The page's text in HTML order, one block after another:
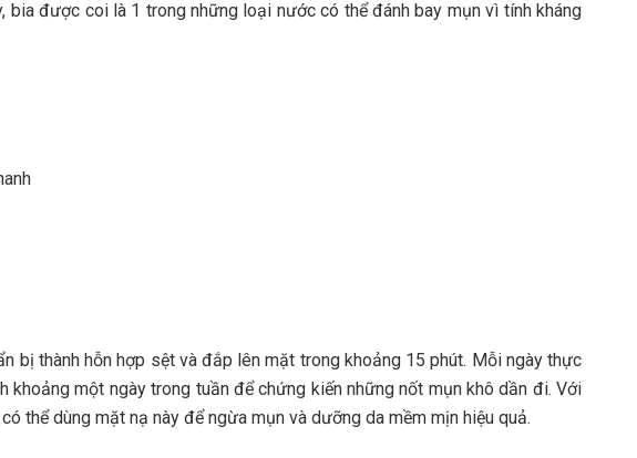
bia được coi là 1 trong những loại nước có thể đánh bay mụn vì tính kháng
bị thành hỗn hợp sệt và đắp lên mặt trong khoảng 15 phút. Mỗi ngày thực
khoảng một ngày trong tuần để chứng kiến những nốt mụn khô dần đi. Với
thể dùng mặt nạ này để ngừa mụn và dưỡng da mềm mịn hiệu quả.